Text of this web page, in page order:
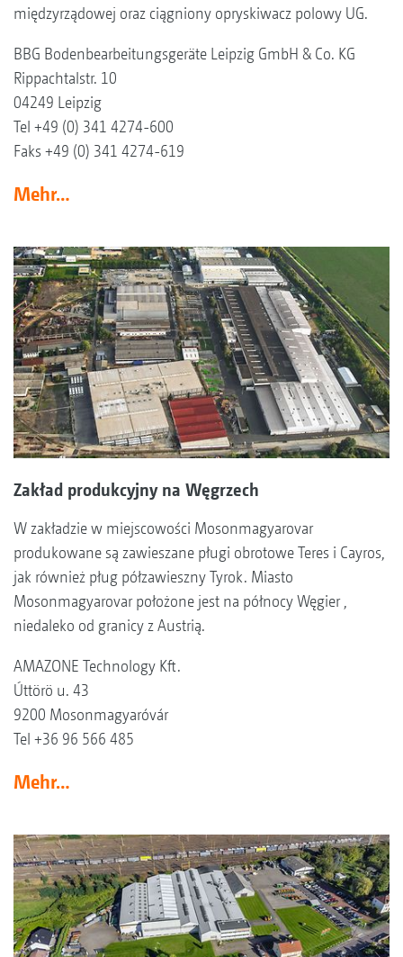
międzyrządowej oraz ciągniony opryskiwacz polowy UG.
BBG Bodenbearbeitungsgeräte Leipzig GmbH & Co. KG
Rippachtalstr. 10
04249 Leipzig
Tel +49 (0) 341 4274-600
Faks +49 (0) 341 4274-619
Mehr…
Zakład produkcyjny na Węgrzech
W zakładzie w miejscowości Mosonmagyarovar
produkowane są zawieszane pługi obrotowe Teres i Cayros,
jak również pług półzawieszny Tyrok. Miasto
Mosonmagyarovar położone jest na północy Węgier ,
niedaleko od granicy z Austrią.
AMAZONE Technology Kft.
Úttörö u. 43
9200 Mosonmagyaróvár
Tel +36 96 566 485
Mehr…